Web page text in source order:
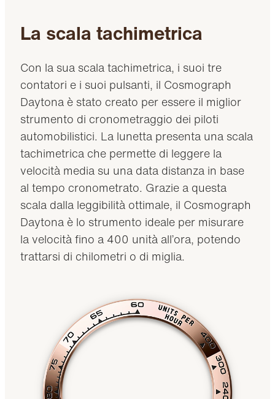
La scala tachimetrica
Con la sua scala tachimetrica, i suoi tre
contatori e i suoi pulsanti, il Cosmograph
Daytona è stato creato per essere il miglior
strumento di cronometraggio dei piloti
automobilistici. La lunetta presenta una scala
tachimetrica che permette di leggere la
velocità media su una data distanza in base
al tempo cronometrato. Grazie a questa
scala dalla leggibilità ottimale, il Cosmograph
Daytona è lo strumento ideale per misurare
la velocità fino a 400 unità all’ora, potendo
trattarsi di chilometri o di miglia.